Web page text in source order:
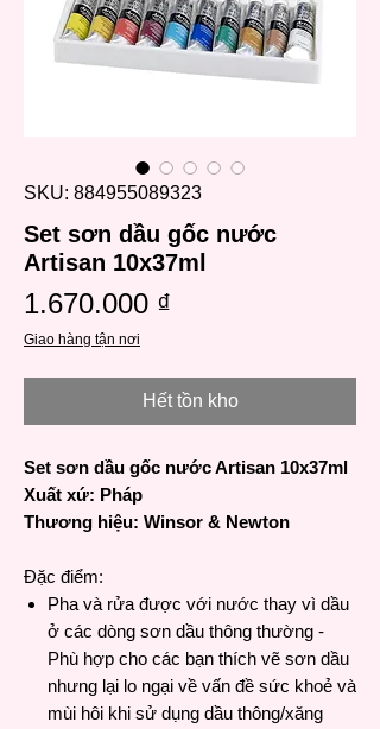
SKU: 884955089323
Set sơn dầu gốc nước
Artisan 10x37ml
1.670.000 ₫
Giao hàng tận nơi
Hết tồn kho
Set sơn dầu gốc nước Artisan 10x37ml
Xuất xứ: Pháp
Thương hiệu: Winsor & Newton
Đặc điểm:
Pha và rửa được với nước thay vì dầu
ở các dòng sơn dầu thông thường -
Phù hợp cho các bạn thích vẽ sơn dầu
nhưng lại lo ngại về vấn đề sức khoẻ và
mùi hôi khi sử dụng dầu thông/xăng